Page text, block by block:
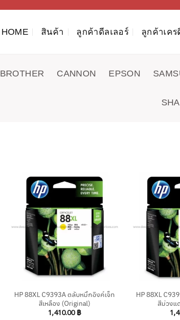
HOME สินค้า ลูกค้าดีลเลอร์ ลูกค้าเคร
BROTHER CANNON EPSON
HP 88XL C9393A ตลับหมึกอิงค์เจ็ท
สีเหลือง (Original)
1,410.00 ฿
HP 88XL
สีม่วงแ